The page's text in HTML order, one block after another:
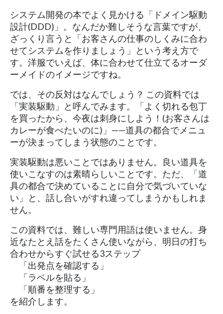
システム開発の本でよく見かける「ドメイン駆動
設計(DDD)」。なんだか難しそうな言葉ですが、
ざっくり言うと「お客さんの仕事のしくみに合わ
せてシステムを作りましょう」という考え方で
す。洋服でいえば、体に合わせて仕立てるオーダ
ーメイドのイメージですね。
では、その反対はなんでしょう？ この資料では
「実装駆動」と呼んでみます。「よく切れる包丁
を買ったから、今夜は刺身にしよう！(お客さんは
カレーが食べたいのに)」——道具の都合でメニュ
ーが決まってしまう状態のことです。
実装駆動は悪いことではありません。良い道具を
使いこなすのは素晴らしいことです。ただ、「道
具の都合で決めていることに自分で気づいていな
い」と、話し合いがすれ違ってしまうかもしれま
せん。
この資料では、難しい専門用語は使いません。身
近なたとえ話をたくさん使いながら、明日の打ち
合わせからすぐ試せる3ステップ
「出発点を確認する」
「ラベルを貼る」
「順番を整理する」
を紹介します。